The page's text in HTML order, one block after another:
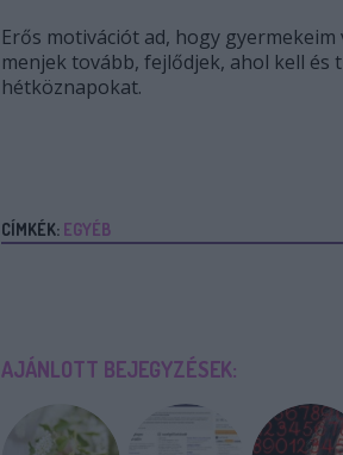
Erős motivációt ad, hogy
menjek tovább, fejlődjek, ahol kell és
hétköznapokat.
CÍMKÉK: EGYÉB
AJÁNLOTT BEJEGYZÉSEK: